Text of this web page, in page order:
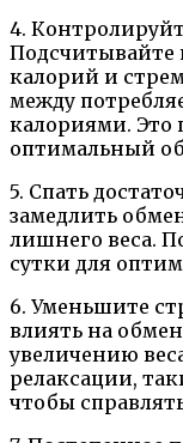
4.
Подсчитывайте
калорий и
между
калориями. Это
оптимальный
5. Спать
замедлить
лишнего веса.
сутки для
6. Уменьшите
влиять на
увеличению
релаксации,
чтобы